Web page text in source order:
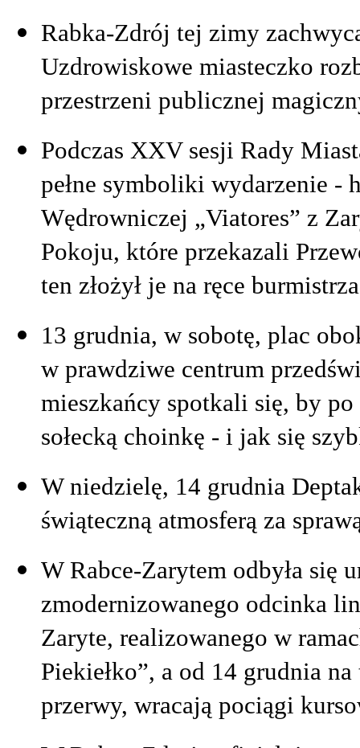
Rabka-Zdrój tej zimy
Uzdrowiskowe miasteczko
przestrzeni publicznej
Podczas XXV sesji Rady
pełne symboliki wydarzenie -
Wędrowniczej „Viatores” z
Pokoju, które przekazali
ten złożył je na ręce
13 grudnia, w sobotę, plac
w prawdziwe centrum
mieszkańcy spotkali się, by
sołecką choinkę - i jak się
W niedzielę, 14 grudnia
świąteczną atmosferą za
W Rabce-Zarytem odbyła się
zmodernizowanego odcinka
Zaryte, realizowanego w
Piekiełko”, a od 14 grudnia
przerwy, wracają pociągi